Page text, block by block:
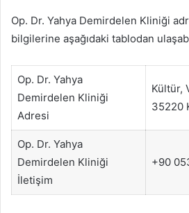
Op. Dr. Yahya Demirdelen Kliniği
bilgilerine aşağıdaki tablodan
Op. Dr. Yahya
Demirdelen Kliniği
Adresi
Kültür,
35220
Op. Dr. Yahya
Demirdelen Kliniği
İletişim
+90